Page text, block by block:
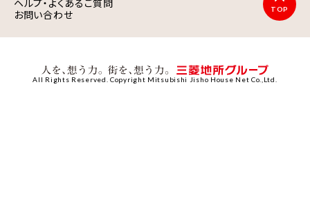
ヘルプ・よくあるご質問
お問い合わせ
TOP
All Rights Reserved. Copyright Mitsubishi Jisho House Net Co.,Ltd.